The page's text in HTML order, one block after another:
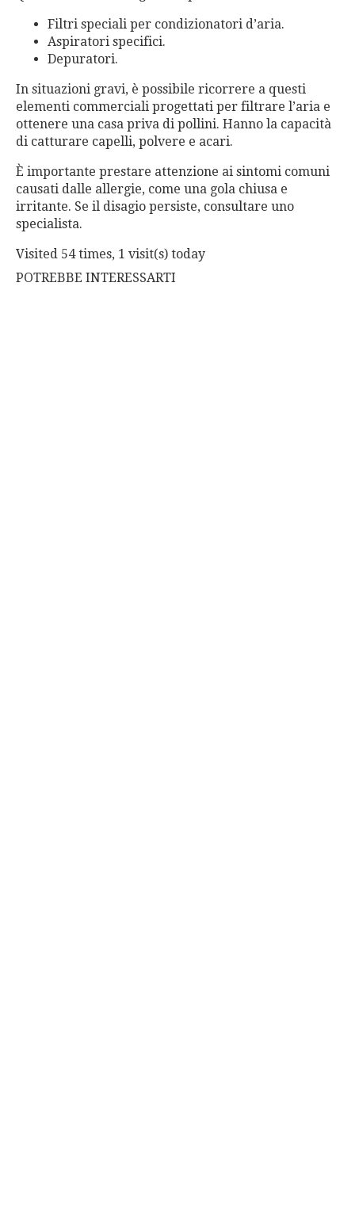
Filtri speciali per condizionatori d’aria.
Aspiratori specifici.
Depuratori.
In situazioni gravi, è possibile ricorrere a questi
elementi commerciali progettati per filtrare l’aria e
ottenere una casa priva di pollini. Hanno la capacità
di catturare capelli, polvere e acari.
È importante prestare attenzione ai sintomi comuni
causati dalle allergie, come una gola chiusa e
irritante. Se il disagio persiste, consultare uno
specialista.
Visited 54 times, 1 visit(s) today
POTREBBE INTERESSARTI